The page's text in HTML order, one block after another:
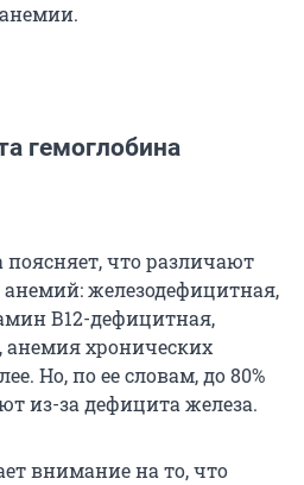
гемоглобина
что различают
железодефицитная,
В12-дефицитная,
хронических
Но, по ее словам, до 80%
из-за дефицита железа.
внимание на то, что